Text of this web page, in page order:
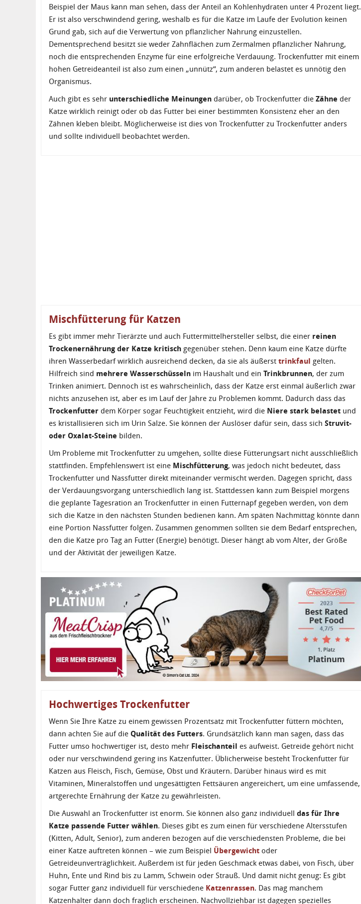
Beispiel der Maus kann man sehen, dass der Anteil an Kohlenhydraten unter 4 Prozent liegt.
Er ist also verschwindend gering, weshalb es für die Katze im Laufe der Evolution keinen
Grund gab, sich auf die Verwertung von pflanzlicher Nahrung einzustellen.
Dementsprechend besitzt sie weder Zahnflächen zum Zermalmen pflanzlicher Nahrung,
noch die entsprechenden Enzyme für eine erfolgreiche Verdauung. Trockenfutter mit einem
hohen Getreideanteil ist also zum einen „unnütz“, zum anderen belastet es unnötig den
Organismus.
Auch gibt es sehr unterschiedliche Meinungen darüber, ob Trockenfutter die Zähne der
Katze wirklich reinigt oder ob das Futter bei einer bestimmten Konsistenz eher an den
Zähnen kleben bleibt. Möglicherweise ist dies von Trockenfutter zu Trockenfutter anders
und sollte individuell beobachtet werden.
Mischfütterung für Katzen
Es gibt immer mehr Tierärzte und auch Futtermittelhersteller selbst, die einer reinen
Trockenernährung der Katze kritisch gegenüber stehen. Denn kaum eine Katze dürfte
ihren Wasserbedarf wirklich ausreichend decken, da sie als äußerst trinkfaul gelten.
Hilfreich sind mehrere Wasserschüsseln im Haushalt und ein Trinkbrunnen, der zum
Trinken animiert. Dennoch ist es wahrscheinlich, dass der Katze erst einmal äußerlich zwar
nichts anzusehen ist, aber es im Lauf der Jahre zu Problemen kommt. Dadurch dass das
Trockenfutter dem Körper sogar Feuchtigkeit entzieht, wird die Niere stark belastet und
es kristallisieren sich im Urin Salze. Sie können der Auslöser dafür sein, dass sich Struvit-
oder Oxalat-Steine bilden.
Um Probleme mit Trockenfutter zu umgehen, sollte diese Fütterungsart nicht ausschließlich
stattfinden. Empfehlenswert ist eine Mischfütterung, was jedoch nicht bedeutet, dass
Trockenfutter und Nassfutter direkt miteinander vermischt werden. Dagegen spricht, dass
der Verdauungsvorgang unterschiedlich lang ist. Stattdessen kann zum Beispiel morgens
die geplante Tagesration an Trockenfutter in einen Futternapf gegeben werden, von dem
sich die Katze in den nächsten Stunden bedienen kann. Am späten Nachmittag könnte dann
eine Portion Nassfutter folgen. Zusammen genommen sollten sie dem Bedarf entsprechen,
den die Katze pro Tag an Futter (Energie) benötigt. Dieser hängt ab vom Alter, der Größe
und der Aktivität der jeweiligen Katze.
Hochwertiges Trockenfutter
Wenn Sie Ihre Katze zu einem gewissen Prozentsatz mit Trockenfutter füttern möchten,
dann achten Sie auf die Qualität des Futters. Grundsätzlich kann man sagen, dass das
Futter umso hochwertiger ist, desto mehr Fleischanteil es aufweist. Getreide gehört nicht
oder nur verschwindend gering ins Katzenfutter. Üblicherweise besteht Trockenfutter für
Katzen aus Fleisch, Fisch, Gemüse, Obst und Kräutern. Darüber hinaus wird es mit
Vitaminen, Mineralstoffen und ungesättigten Fettsäuren angereichert, um eine umfassende,
artgerechte Ernährung der Katze zu gewährleisten.
Die Auswahl an Trockenfutter ist enorm. Sie können also ganz individuell das für Ihre
Katze passende Futter wählen. Dieses gibt es zum einen für verschiedene Altersstufen
(Kitten, Adult, Senior), zum anderen bezogen auf die verschiedensten Probleme, die bei
einer Katze auftreten können – wie zum Beispiel Übergewicht oder
Getreideunverträglichkeit. Außerdem ist für jeden Geschmack etwas dabei, von Fisch, über
Huhn, Ente und Rind bis zu Lamm, Schwein oder Strauß. Und damit nicht genug: Es gibt
sogar Futter ganz individuell für verschiedene Katzenrassen. Das mag manchem
Katzenhalter dann doch fraglich erscheinen. Nachvollziehbar ist dagegen spezielles